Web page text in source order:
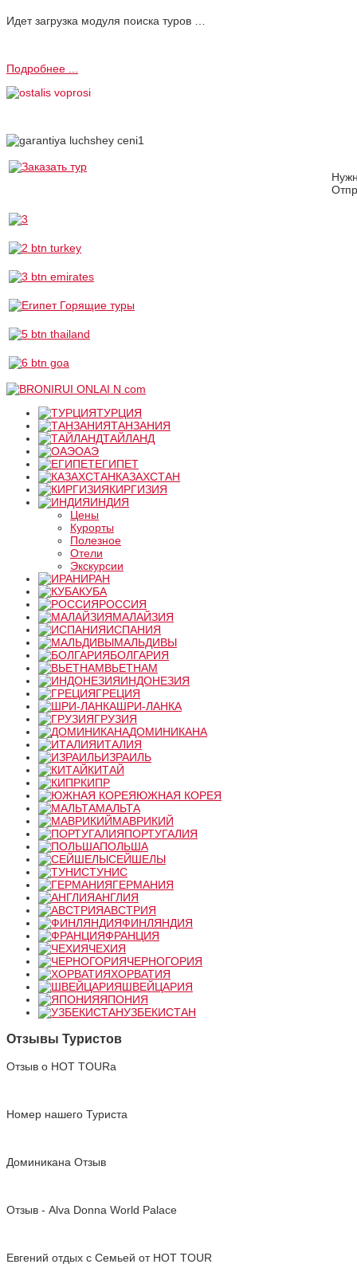
Идет загрузка модуля поиска туров …
Подробнее ...
ТУРЦИЯ
ТАНЗАНИЯ
ТАЙЛАНД
ОАЭ
ЕГИПЕТ
КАЗАХСТАН
КИРГИЗИЯ
ИНДИЯ
Цены
Курорты
Полезное
Отели
Экскурсии
ИРАН
КУБА
РОССИЯ
МАЛАЙЗИЯ
ИСПАНИЯ
МАЛЬДИВЫ
БОЛГАРИЯ
ВЬЕТНАМ
ИНДОНЕЗИЯ
ГРЕЦИЯ
ШРИ-ЛАНКА
ГРУЗИЯ
ДОМИНИКАНА
ИТАЛИЯ
ИЗРАИЛЬ
КИТАЙ
КИПР
ЮЖНАЯ КОРЕЯ
МАЛЬТА
МАВРИКИЙ
ПОРТУГАЛИЯ
ПОЛЬША
СЕЙШЕЛЫ
ТУНИС
ГЕРМАНИЯ
АНГЛИЯ
АВСТРИЯ
ФИНЛЯНДИЯ
ФРАНЦИЯ
ЧЕХИЯ
ЧЕРНОГОРИЯ
ХОРВАТИЯ
ШВЕЙЦАРИЯ
ЯПОНИЯ
УЗБЕКИСТАН
Отзывы Туристов
Отзыв о HOT TOURа
Номер нашего Туриста
Доминикана Отзыв
Отзыв - Alva Donna World Palace
Евгений отдых с Cемьей от HOT TOUR